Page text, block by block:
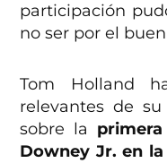
participación
no ser por el
Tom Holland
relevantes de
sobre la
Downey Jr. en